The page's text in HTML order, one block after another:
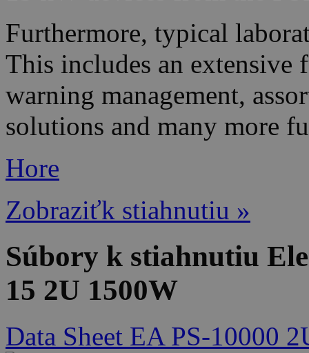
Furthermore, typical
This includes an extensive
warning management,
solutions and many more
Hore
Zobraziťk stiahnutiu »
Súbory k stiahnutiu
15 2U 1500W
Data Sheet EA PS-10000